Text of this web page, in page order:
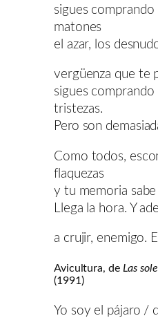
sigues
matones
el azar, los
vergüenza que te
sigues comprando
tristezas.
Pero son
Como todos,
flaquezas
y tu memoria sabe
Llega la hora. Y
a crujir, enemigo.
Avicultura, deLas
(1991)
Yo soy el pájaro /